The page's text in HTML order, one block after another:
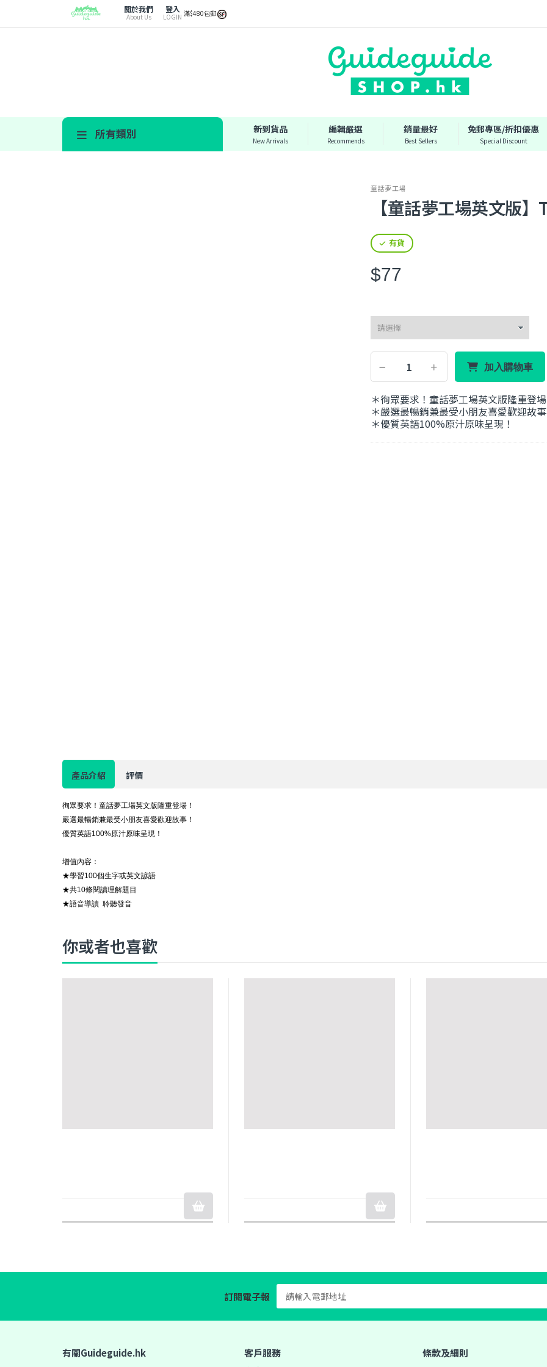
關於我們
About Us
登入
LOGIN 滿$480包郵
所有類別 新到貨品
New Arrivals
編輯嚴選
Recommends
銷量最好
Best Sellers
免郵專區/折扣優惠
Special Discount
童話夢工場
【童話夢工場英文版
有貨
$77
加入購物車
＊徇眾要求！童話夢工場英文版隆重登
＊嚴選最暢銷兼最受小朋友喜愛歡迎故
＊優質英語100%原汁原味呈現！
產品介紹 評價
徇眾要求！童話夢工場英文版隆重登場！
嚴選最暢銷兼最受小朋友喜愛歡迎故事！
優質英語100%原汁原味呈現！
增值內容：
★學習100個生字或英文諺語
★共10條閱讀理解題目
★語音導讀 聆聽發音
你或者也喜歡
訂閱電子報
有關Guideguide.hk 客戶服務 條款及細則